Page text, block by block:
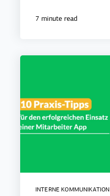
7 minute read
INTERNE KOMMUNIKATION